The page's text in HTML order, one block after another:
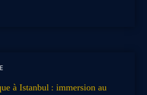
à Istanbul : immersion au